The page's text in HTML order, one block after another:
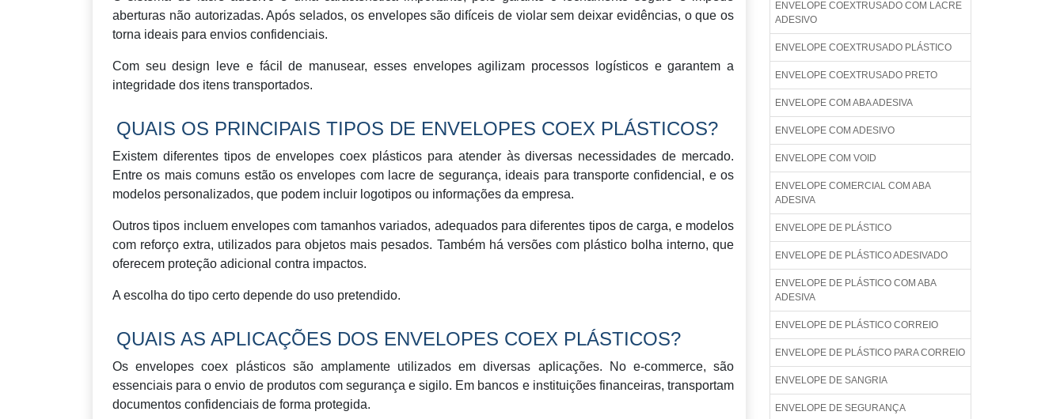
aberturas não autorizadas. Após selados, os envelopes são difíceis de violar sem deixar evidências, o que os
torna ideais para envios confidenciais.
Com seu design leve e fácil de manusear, esses envelopes agilizam processos logísticos e garantem a
integridade dos itens transportados.
QUAIS OS PRINCIPAIS TIPOS DE ENVELOPES COEX PLÁSTICOS?
Existem diferentes tipos de envelopes coex plásticos para atender às diversas necessidades de mercado.
Entre os mais comuns estão os envelopes com lacre de segurança, ideais para transporte confidencial, e os
modelos personalizados, que podem incluir logotipos ou informações da empresa.
Outros tipos incluem envelopes com tamanhos variados, adequados para diferentes tipos de carga, e modelos
com reforço extra, utilizados para objetos mais pesados. Também há versões com plástico bolha interno, que
oferecem proteção adicional contra impactos.
A escolha do tipo certo depende do uso pretendido.
QUAIS AS APLICAÇÕES DOS ENVELOPES COEX PLÁSTICOS?
Os envelopes coex plásticos são amplamente utilizados em diversas aplicações. No e-commerce, são
essenciais para o envio de produtos com segurança e sigilo. Em bancos e instituições financeiras, transportam
documentos confidenciais de forma protegida.
ENVELOPE COEXTRUSADO COM LACRE
ADESIVO
ENVELOPE COEXTRUSADO PLÁSTICO
ENVELOPE COEXTRUSADO PRETO
ENVELOPE COM ABA ADESIVA
ENVELOPE COM ADESIVO
ENVELOPE COM VOID
ENVELOPE COMERCIAL COM ABA
ADESIVA
ENVELOPE DE PLÁSTICO
ENVELOPE DE PLÁSTICO ADESIVADO
ENVELOPE DE PLÁSTICO COM ABA
ADESIVA
ENVELOPE DE PLÁSTICO CORREIO
ENVELOPE DE PLÁSTICO PARA CORREIO
ENVELOPE DE SANGRIA
ENVELOPE DE SEGURANÇA